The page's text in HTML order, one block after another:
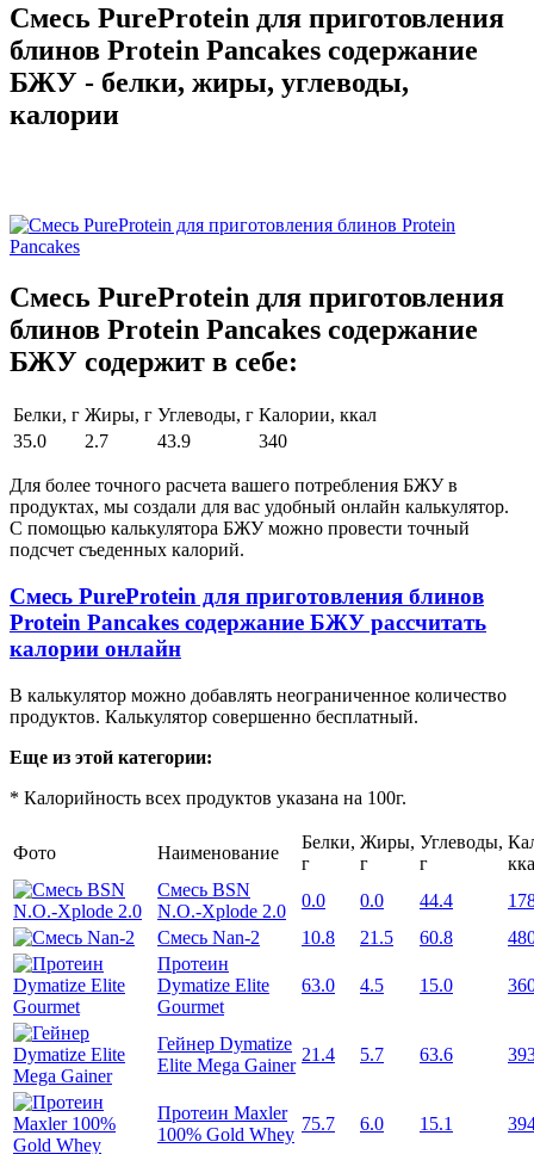
Смесь PureProtein для приготовления
блинов Protein Pancakes содержание
БЖУ - белки, жиры, углеводы,
калории
Смесь PureProtein для приготовления
блинов Protein Pancakes содержание
БЖУ содержит в себе:
Белки, г Жиры, г Углеводы, г Калории, ккал
35.0
2.7 43.9 340
Для более точного расчета вашего потребления БЖУ в
продуктах, мы создали для вас удобный онлайн калькулятор.
С помощью калькулятора БЖУ можно провести точный
подсчет съеденных калорий.
Смесь PureProtein для приготовления блинов
Protein Pancakes содержание БЖУ рассчитать
калории онлайн
В калькулятор можно добавлять неограниченное количество
продуктов. Калькулятор совершенно бесплатный.
Еще из этой категории:
* Калорийность всех продуктов указана на 100г.
Фото Наименование
Белки,
г
Жиры,
г
Углеводы,
г
Смесь BSN
N.O.-Xplode 2.0
0.0 0.0 44.4
Смесь Nan-2
10.8 21.5 60.8
Протеин
Dymatize Elite
Gourmet
63.0 4.5 15.0
Гейнер Dymatize
Elite Mega Gainer
21.4 5.7 63.6
Протеин Maxler
100% Gold Whey
75.7 6.0 15.1